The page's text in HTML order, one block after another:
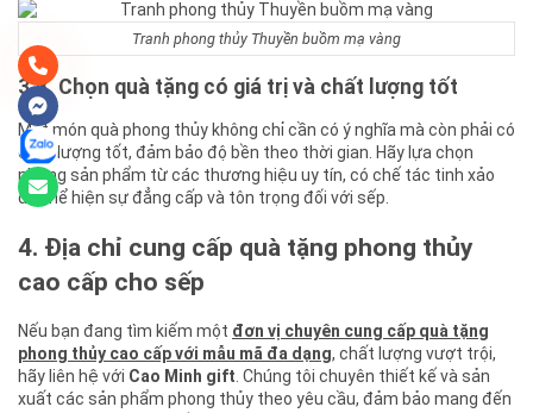
Tranh phong thủy Thuyền buồm mạ vàng
3.3. Chọn quà tặng có giá trị và chất lượng tốt
Một món quà phong thủy không chỉ cần có ý nghĩa mà còn phải có
chất lượng tốt, đảm bảo độ bền theo thời gian. Hãy lựa chọn
những sản phẩm từ các thương hiệu uy tín, có chế tác tinh xảo
để thể hiện sự đẳng cấp và tôn trọng đối với sếp.
4. Địa chỉ cung cấp quà tặng phong thủy
cao cấp cho sếp
Nếu bạn đang tìm kiếm một đơn vị chuyên cung cấp quà tặng
phong thủy cao cấp với mẫu mã đa dạng, chất lượng vượt trội,
hãy liên hệ với Cao Minh gift . Chúng tôi chuyên thiết kế và sản
xuất các sản phẩm phong thủy theo yêu cầu, đảm bảo mang đến